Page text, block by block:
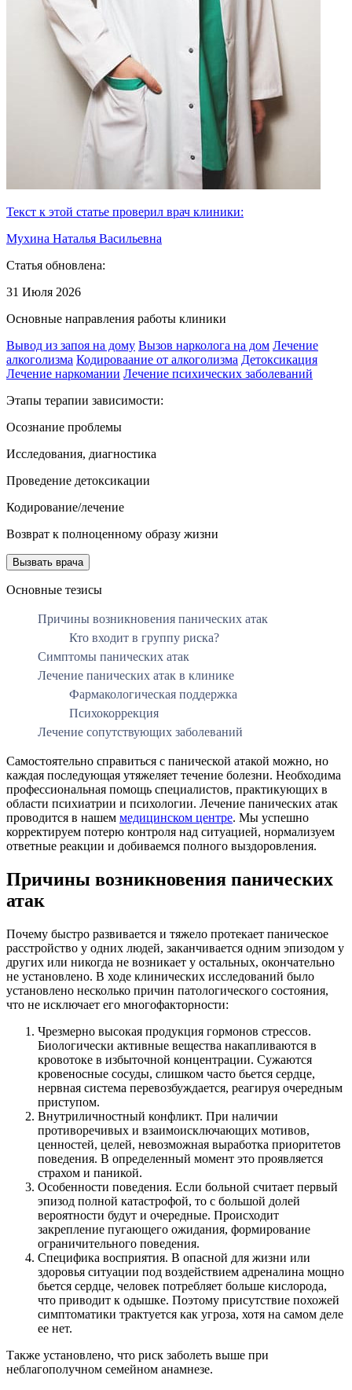
Текст к этой статье проверил врач клиники:
Мухина Наталья Васильевна
Статья обновлена:
31 Июля 2026
Основные направления работы клиники
Вывод из запоя на дому Вызов нарколога на дом Лечение
алкоголизма Кодироваание от алкоголизма Детоксикация
Лечение наркомании Лечение психических заболеваний
Этапы терапии зависимости:
Осознание проблемы
Исследования, диагностика
Проведение детоксикации
Кодирование/лечение
Возврат к полноценному образу жизни
Вызвать врача
Основные тезисы
Причины возникновения панических атак
Кто входит в группу риска?
Симптомы панических атак
Лечение панических атак в клинике
Фармакологическая поддержка
Психокоррекция
Лечение сопутствующих заболеваний
Самостоятельно справиться с панической атакой можно, но
каждая последующая утяжеляет течение болезни. Необходима
профессиональная помощь специалистов, практикующих в
области психиатрии и психологии. Лечение панических атак
проводится в нашем медицинском центре. Мы успешно
корректируем потерю контроля над ситуацией, нормализуем
ответные реакции и добиваемся полного выздоровления.
Причины возникновения панических
атак
Почему быстро развивается и тяжело протекает паническое
расстройство у одних людей, заканчивается одним эпизодом у
других или никогда не возникает у остальных, окончательно
не установлено. В ходе клинических исследований было
установлено несколько причин патологического состояния,
что не исключает его многофакторности:
Чрезмерно высокая продукция гормонов стрессов.
Биологически активные вещества накапливаются в
кровотоке в избыточной концентрации. Сужаются
кровеносные сосуды, слишком часто бьется сердце,
нервная система перевозбуждается, реагируя очередным
приступом.
Внутриличностный конфликт. При наличии
противоречивых и взаимоисключающих мотивов,
ценностей, целей, невозможная выработка приоритетов
поведения. В определенный момент это проявляется
страхом и паникой.
Особенности поведения. Если больной считает первый
эпизод полной катастрофой, то с большой долей
вероятности будут и очередные. Происходит
закрепление пугающего ожидания, формирование
ограничительного поведения.
Специфика восприятия. В опасной для жизни или
здоровья ситуации под воздействием адреналина мощно
бьется сердце, человек потребляет больше кислорода,
что приводит к одышке. Поэтому присутствие похожей
симптоматики трактуется как угроза, хотя на самом деле
ее нет.
Также установлено, что риск заболеть выше при
неблагополучном семейном анамнезе.